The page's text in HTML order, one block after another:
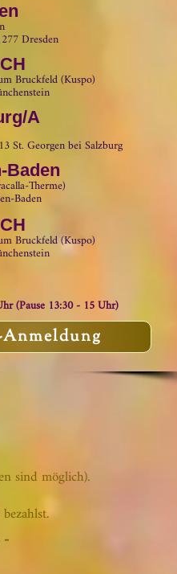
Dresden
Bruckfeld (Kuspo)
A
St. Georgen beiSalzburg
Baden
Therme)
Baden
Bruckfeld (Kuspo)
(Pause 13:30 - 15 Uhr)
sind möglich).
st.
-